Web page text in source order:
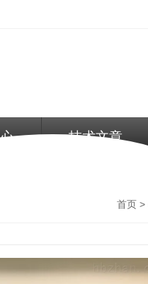
技术文章
首页 >